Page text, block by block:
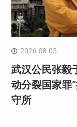
2026-08-05
武汉公民张毅
动分裂国家罪
守所